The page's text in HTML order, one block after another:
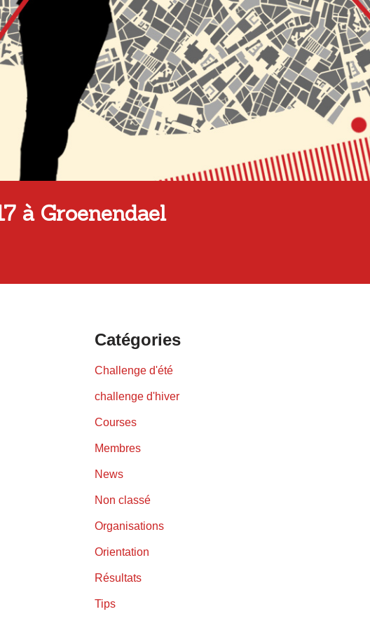
à Groenendael
Catégories
Challenge d'été
challenge d'hiver
Courses
Membres
News
Non classé
Organisations
Orientation
Résultats
Tips